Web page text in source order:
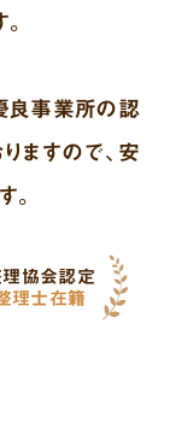
良事業所の認
ますので、安
。
協会認定
理士在籍